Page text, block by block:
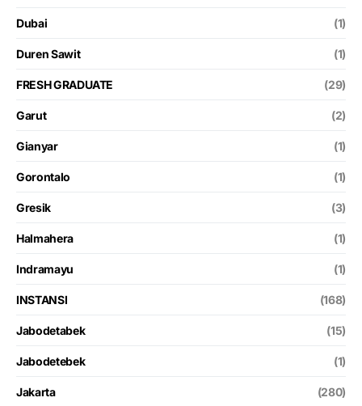
Dubai (1)
Duren Sawit (1)
FRESH GRADUATE (29)
Garut (2)
Gianyar (1)
Gorontalo (1)
Gresik (3)
Halmahera (1)
Indramayu (1)
INSTANSI (168)
Jabodetabek (15)
Jabodetebek (1)
Jakarta (280)